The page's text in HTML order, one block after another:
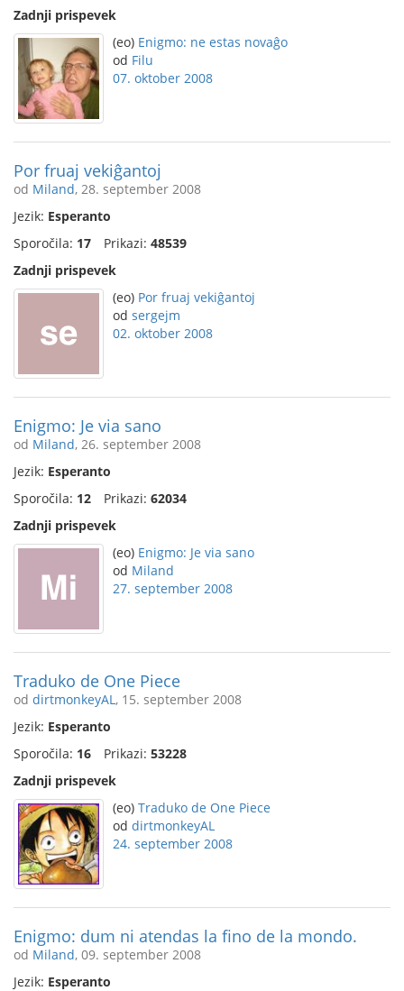
Zadnji prispevek
(eo) Enigmo: ne estas novaĝo
od Filu
07. oktober 2008
Por fruaj vekiĝantoj
od Miland, 28. september 2008
Jezik: Esperanto
Sporočila: 17 Prikazi: 48539
Zadnji prispevek
(eo) Por fruaj vekiĝantoj
od sergejm
02. oktober 2008
Enigmo: Je via sano
od Miland, 26. september 2008
Jezik: Esperanto
Sporočila: 12 Prikazi: 62034
Zadnji prispevek
(eo) Enigmo: Je via sano
od Miland
27. september 2008
Traduko de One Piece
od dirtmonkeyAL, 15. september 2008
Jezik: Esperanto
Sporočila: 16 Prikazi: 53228
Zadnji prispevek
(eo) Traduko de One Piece
od dirtmonkeyAL
24. september 2008
Enigmo: dum ni atendas la fino de la mondo.
od Miland, 09. september 2008
Jezik: Esperanto